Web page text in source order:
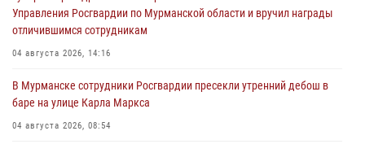
Управления Росгвардии по Мурманской области и вручил награды
отличившимся сотрудникам
04 августа 2026, 14:16
В Мурманске сотрудники Росгвардии пресекли утренний дебош в
баре на улице Карла Маркса
04 августа 2026, 08:54